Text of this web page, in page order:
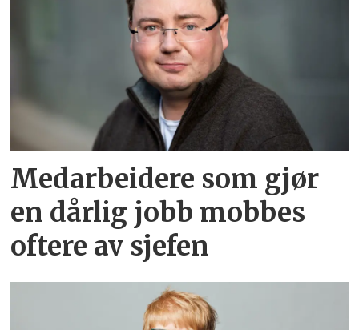
Medarbeidere som gjør
en dårlig jobb mobbes
oftere av sjefen